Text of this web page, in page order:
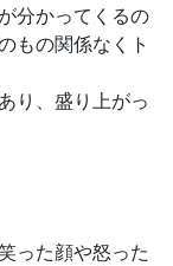
分かってくるの
もの関係なくト
り、盛り上がっ
った顔や怒った